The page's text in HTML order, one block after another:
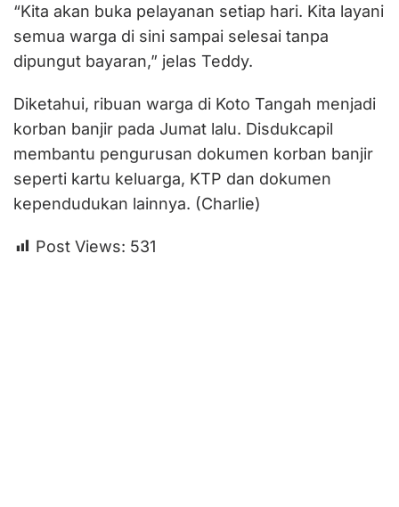
“Kita akan buka pelayanan setiap hari. Kita layani
semua warga di sini sampai selesai tanpa
dipungut bayaran,” jelas Teddy.
Diketahui, ribuan warga di Koto Tangah menjadi
korban banjir pada Jumat lalu. Disdukcapil
membantu pengurusan dokumen korban banjir
seperti kartu keluarga, KTP dan dokumen
kependudukan lainnya. (Charlie)
Post Views: 531